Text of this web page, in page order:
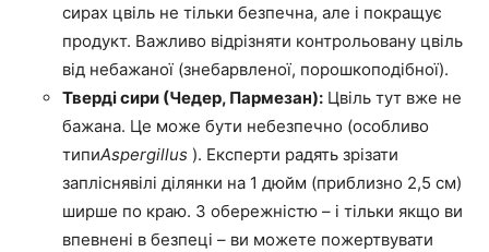
сирах цвіль не тільки безпечна, але і покращує
продукт. Важливо відрізняти контрольовану цвіль
від небажаної (знебарвленої, порошкоподібної).
Тверді сири (Чедер, Пармезан): Цвіль тут вже не
бажана. Це може бути небезпечно (особливо
типиAspergillus ). Експерти радять зрізати
запліснявілі ділянки на 1 дюйм (приблизно 2,5 см)
ширше по краю. З обережністю – і тільки якщо ви
впевнені в безпеці – ви можете пожертвувати